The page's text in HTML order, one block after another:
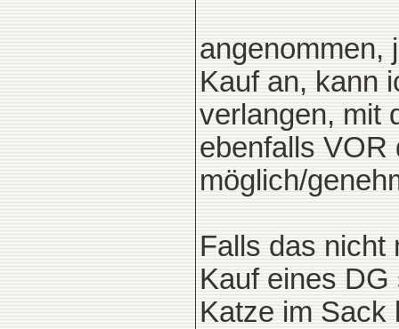
angenommen,
Kauf an, kann
verlangen, mit
ebenfalls VOR
möglich/
Falls das nicht
Kauf eines
Katze im Sack